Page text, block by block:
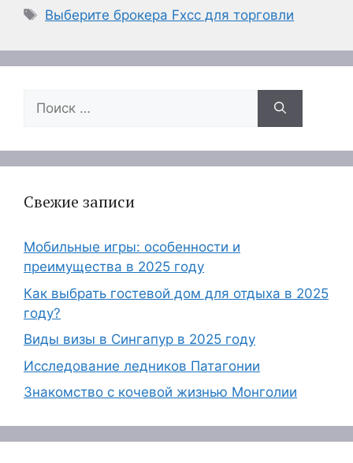
Метки
Выберите брокера Fxcc для торговли
Поиск:
Свежие записи
Мобильные игры: особенности и
преимущества в 2025 году
Как выбрать гостевой дом для отдыха в 2025
году?
Виды визы в Сингапур в 2025 году
Исследование ледников Патагонии
Знакомство с кочевой жизнью Монголии